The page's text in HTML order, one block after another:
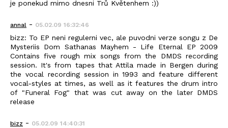
je ponekud mimo dnesni Trů Květenhem :))
annal - 05.02.09 16:32:46
bizz: To EP neni regulerni vec, ale puvodni verze songu z De
Mysteriis Dom Sathanas Mayhem - Life Eternal EP 2009
Contains five rough mix songs from the DMDS recording
session. It's from tapes that Attila made in Bergen during
the vocal recording session in 1993 and feature different
vocal-styles at times, as well as it features the drum intro
of "Funeral Fog" that was cut away on the later DMDS
release
bizz - 05.02.09 14:40:31